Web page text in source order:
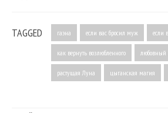
TAGGED гаэна если вас бросил муж если
как вернуть возлюбленного любовный
растущая Луна цыганская магия